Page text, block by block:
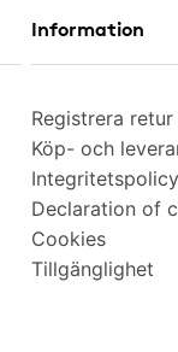
Information
Registrera retur
Köp- och
Integritetspolicy
Declaration of
Cookies
Tillgänglighet